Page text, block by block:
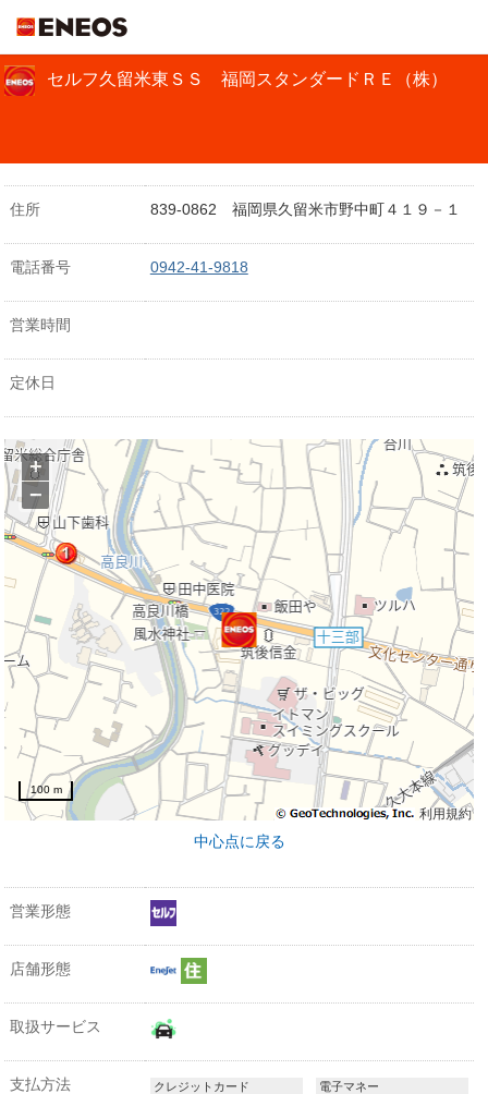
セルフ久留米東ＳＳ 福岡スタンダードＲＥ（株）
住所 839-0862 福岡県久留米市野中町４１９－１
電話番号 0942-41-9818
営業時間
定休日
利用規約
+
−
100 m
中心点に戻る
営業形態
店舗形態
取扱サービス
支払方法 クレジットカード 電子マネー